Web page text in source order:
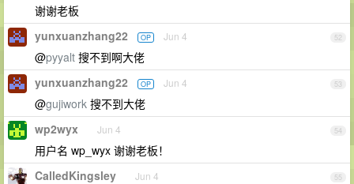
谢谢老板
52
yunxuanzhang22 OP Jun 4
@pyyalt 搜不到啊大佬
53
yunxuanzhang22 OP Jun 4
@gujiwork 搜不到大佬
54
wp2wyx Jun 4
用户名 wp_wyx 谢谢老板！
55
CalledKingsley Jun 4